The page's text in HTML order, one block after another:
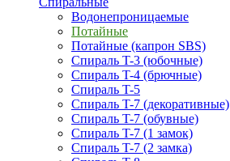
Водонепроницаемые
Потайные
Потайные (капрон SBS)
Спираль T-3 (юбочные)
Спираль T-4 (брючные)
Спираль T-5
Спираль T-7 (декоративные)
Спираль T-7 (обувные)
Спираль T-7 (1 замок)
Спираль T-7 (2 замка)